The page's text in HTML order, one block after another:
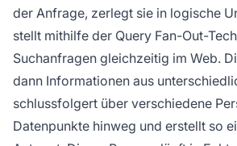
der Anfrage, zerlegt sie in logische
stellt mithilfe der Query Fan-Out-
Suchanfragen gleichzeitig im Web.
dann Informationen aus
schlussfolgert über verschiedene
Datenpunkte hinweg und erstellt so